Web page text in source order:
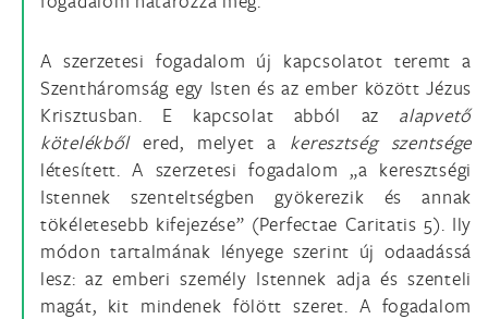
A szerzetesi fogadalom új kapcsolatot teremt a
Szentháromság egy Isten és az ember között Jézus
Krisztusban. E kapcsolat abból az alapvető
kötelékbőlered, melyet a keresztség szentsége
létesített. A szerzetesi fogadalom „a keresztségi
Istennek szenteltségben gyökerezik és annak
tökéletesebb kifejezése” (Perfectae Caritatis 5). Ily
módon tartalmának lényege szerint új odaadássá
lesz: az emberi személy Istennek adja és szenteli
magát, kit mindenek fölött szeret. A fogadalom